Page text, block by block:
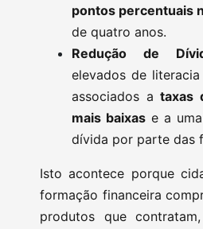
pontos percentuais
de quatro anos.
Redução de
elevados de
associados a taxas
mais baixas e a
dívida por parte das
Isto acontece porque
formação financeira
produtos que